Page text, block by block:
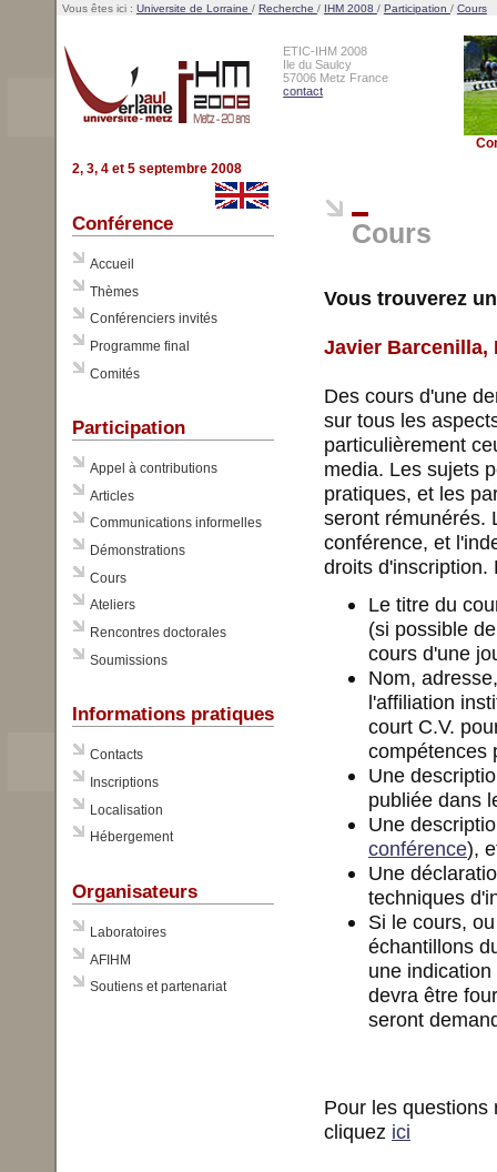
Vous êtes ici : Universite de Lorraine / Recherche / IHM 2008 / Participation / Cours
ETIC-IHM 2008
Ile du Saulcy
57006 Metz France
contact
2, 3, 4 et 5 septembre 2008
Conférence
Accueil
Thèmes
Conférenciers invités
Programme final
Comités
Participation
Appel à contributions
Articles
Communications informelles
Démonstrations
Cours
Ateliers
Rencontres doctorales
Soumissions
Informations pratiques
Contacts
Inscriptions
Localisation
Hébergement
Organisateurs
Laboratoires
AFIHM
Soutiens et partenariat
Cours
Vous trouverez
Javier Barcenilla,
Des cours d'une
sur tous les
particulièrement
media. Les sujets
pratiques, et les
seront rémunérés.
conférence, et
droits d'inscription.
Le titre du
(si possible
cours d'une
Nom,
l'affiliation
court C.V.
compétences
Une
publiée dans
Une
conférence),
Une
techniques
Si le cours,
échantillons
une
devra être
seront
Pour les questions
cliquez ici